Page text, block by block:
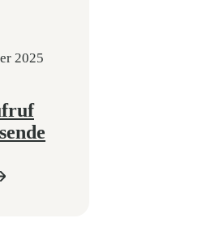
2025